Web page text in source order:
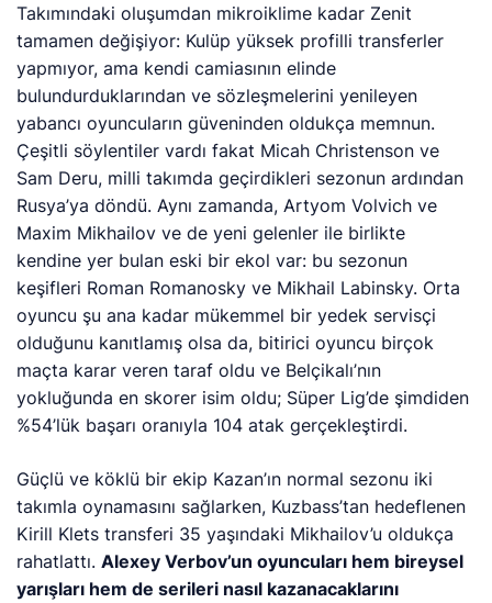
Takımındaki oluşumdan mikroiklime kadar Zenit
tamamen değişiyor: Kulüp yüksek profilli transferler
yapmıyor, ama kendi camiasının elinde
bulundurduklarından ve sözleşmelerini yenileyen
yabancı oyuncuların güveninden oldukça memnun.
Çeşitli söylentiler vardı fakat Micah Christenson ve
Sam Deru, milli takımda geçirdikleri sezonun ardından
Rusya’ya döndü. Aynı zamanda, Artyom Volvich ve
Maxim Mikhailov ve de yeni gelenler ile birlikte
kendine yer bulan eski bir ekol var: bu sezonun
keşifleri Roman Romanosky ve Mikhail Labinsky. Orta
oyuncu şu ana kadar mükemmel bir yedek servisçi
olduğunu kanıtlamış olsa da, bitirici oyuncu birçok
maçta karar veren taraf oldu ve Belçikalı’nın
yokluğunda en skorer isim oldu; Süper Lig’de şimdiden
%54’lük başarı oranıyla 104 atak gerçekleştirdi.
Güçlü ve köklü bir ekip Kazan’ın normal sezonu iki
takımla oynamasını sağlarken, Kuzbass’tan hedeflenen
Kirill Klets transferi 35 yaşındaki Mikhailov’u oldukça
rahatlattı.Alexey Verbov’un oyuncuları hem bireysel
yarışları hem de serileri nasıl kazanacaklarını